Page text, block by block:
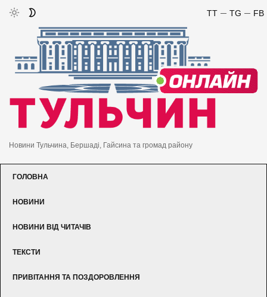
FB
TG
TT
Новини Тульчина, Бершаді, Гайсина та громад району
ГОЛОВНА
НОВИНИ
НОВИНИ ВІД ЧИТАЧІВ
ТЕКСТИ
ПРИВІТАННЯ ТА ПОЗДОРОВЛЕННЯ